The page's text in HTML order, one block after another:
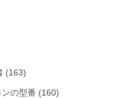
(163)
の型番 (160)